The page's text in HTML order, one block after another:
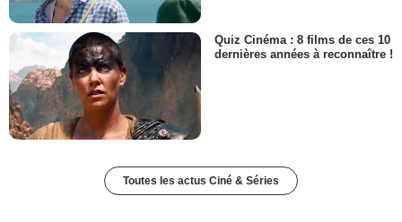
Quiz Cinéma : 8 films de ces 10
dernières années à reconnaître !
Toutes les actus Ciné & Séries